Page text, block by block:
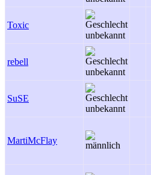
Toxic
rebell
SuSE
MartiMcFlay